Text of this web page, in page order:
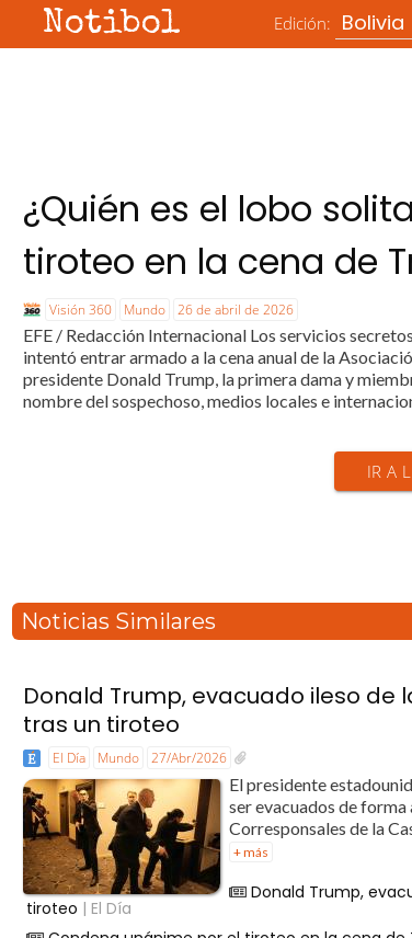
Notibol Edición: Bolivia
¿Quién es el lobo
tiroteo en la cena de
Visión 360 Mundo 26 de abril de 2026
EFE / Redacción Internacional Los servicios
intentó entrar armado a la cena anual de la
presidente Donald Trump, la primera dama y
nombre del sospechoso, medios locales e
IR A
Noticias Similares
Donald Trump, evacuado ileso
tras un tiroteo
El Día Mundo 27/Abr/2026
El presidente
ser evacuados de
Corresponsales de la
+ más
Donald Trump,
tiroteo | El Día